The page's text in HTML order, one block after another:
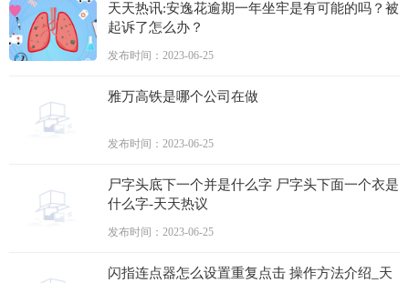
天天热讯:安逸花逾期一年坐牢是有可能的吗？被
起诉了怎么办？
发布时间：2023-06-25
雅万高铁是哪个公司在做
发布时间：2023-06-25
尸字头底下一个并是什么字 尸字头下面一个衣是
什么字-天天热议
发布时间：2023-06-25
闪指连点器怎么设置重复点击 操作方法介绍_天